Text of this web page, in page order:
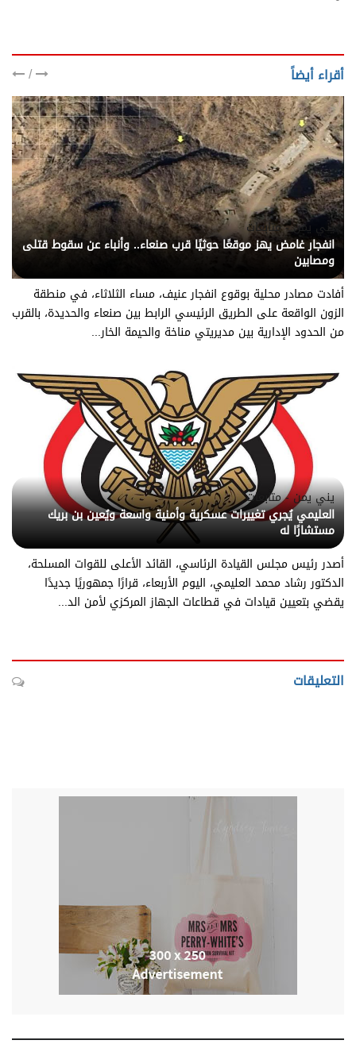
أقراء أيضاً /
يني يمن - متابعات
انفجار غامض يهز موقعًا حوثيًا قرب صنعاء.. وأنباء عن سقوط قتلى
ومصابين
أفادت مصادر محلية بوقوع انفجار عنيف، مساء الثلاثاء، في منطقة
الزون الواقعة على الطريق الرئيسي الرابط بين صنعاء والحديدة، بالقرب
من الحدود الإدارية بين مديريتي مناخة والحيمة الخار...
يني يمن - متابعات
العليمي يُجري تغييرات عسكرية وأمنية واسعة ويُعين بن بريك
مستشارًا له
أصدر رئيس مجلس القيادة الرئاسي، القائد الأعلى للقوات المسلحة،
الدكتور رشاد محمد العليمي، اليوم الأربعاء، قرارًا جمهوريًا جديدًا
يقضي بتعيين قيادات في قطاعات الجهاز المركزي لأمن الد...
التعليقات